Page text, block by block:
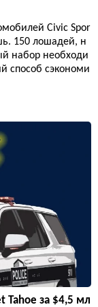
Civic Spor
150 лошадей, н
набор необходи
способ сэкономи
Tahoe за $4,5 мл